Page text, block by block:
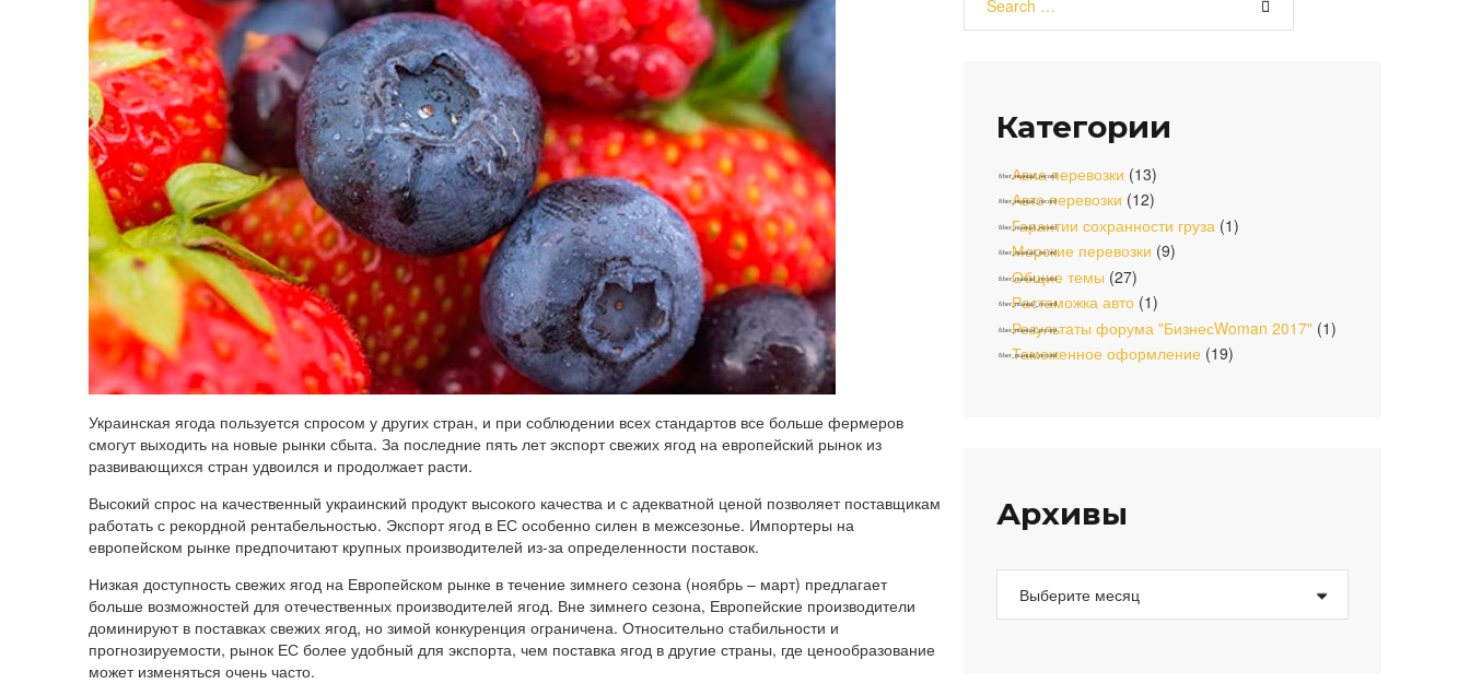
Украинская ягода пользуется спросом у других стран, и при соблюдении всех стандартов все больше фермеров
смогут выходить на новые рынки сбыта. За последние пять лет экспорт свежих ягод на европейский рынок из
развивающихся стран удвоился и продолжает расти.
Высокий спрос на качественный украинский продукт высокого качества и с адекватной ценой позволяет поставщикам
работать с рекордной рентабельностью. Экспорт ягод в ЕС особенно силен в межсезонье. Импортеры на
европейском рынке предпочитают крупных производителей из-за определенности поставок.
Низкая доступность свежих ягод на Европейском рынке в течение зимнего сезона (ноябрь – март) предлагает
больше возможностей для отечественных производителей ягод. Вне зимнего сезона, Европейские производители
доминируют в поставках свежих ягод, но зимой конкуренция ограничена. Относительно стабильности и
прогнозируемости, рынок ЕС более удобный для экспорта, чем поставка ягод в другие страны, где ценообразование
может изменяться очень часто.
a
Категории
Авиа перевозки (13)
Авто перевозки (12)
Гарантии сохранности груза (1)
Морские перевозки (9)
Общие темы (27)
Растаможка авто (1)
Результаты форума "БизнесWoman 2017" (1)
Таможенное оформление (19)
Архивы